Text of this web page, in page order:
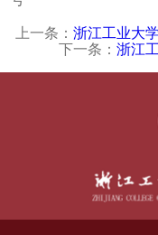
上一条： 浙江工业大
下一条： 浙江